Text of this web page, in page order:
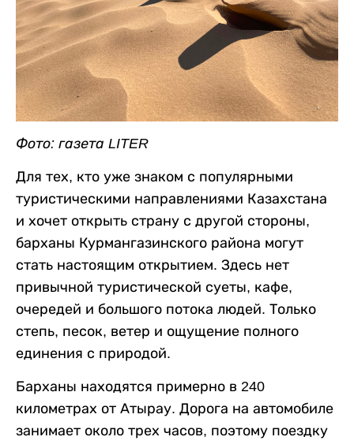
Фото: газета LITER
Для тех, кто уже знаком с популярными
туристическими направлениями Казахстана
и хочет открыть страну с другой стороны,
барханы Курмангазинского района могут
стать настоящим открытием. Здесь нет
привычной туристической суеты, кафе,
очередей и большого потока людей. Только
степь, песок, ветер и ощущение полного
единения с природой.
Барханы находятся примерно в 240
километрах от Атырау. Дорога на автомобиле
занимает около трех часов, поэтому поездку